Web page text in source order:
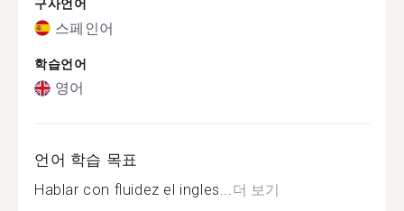
구사언어
스페인어
학습언어
영어
언어 학습 목표
Hablar con fluidez el ingles...더 보기